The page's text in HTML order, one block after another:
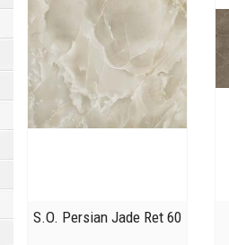
S.O. Persian Jade Ret 60